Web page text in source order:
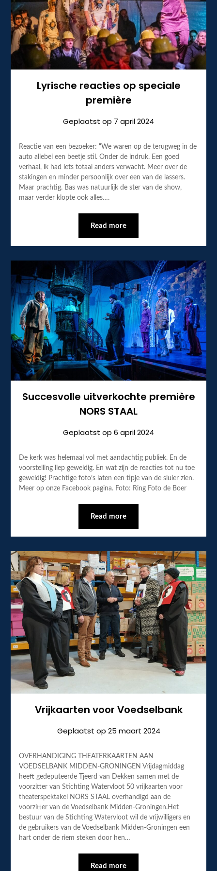
Lyrische reacties op speciale
première
Geplaatst op 7 april 2024
Reactie van een bezoeker: “We waren op de terugweg in de
auto allebei een beetje stil. Onder de indruk. Een goed
verhaal, ik had iets totaal anders verwacht. Meer over de
stakingen en minder persoonlijk over een van de lassers.
Maar prachtig. Bas was natuurlijk de ster van de show,
maar verder klopte ook alles….
Read more
Succesvolle uitverkochte première
NORS STAAL
Geplaatst op 6 april 2024
De kerk was helemaal vol met aandachtig publiek. En de
voorstelling liep geweldig. En wat zijn de reacties tot nu toe
geweldig! Prachtige foto’s laten een tipje van de sluier zien.
Meer op onze Facebook pagina. Foto: Ring Foto de Boer
Read more
Vrijkaarten voor Voedselbank
Geplaatst op 25 maart 2024
OVERHANDIGING THEATERKAARTEN AAN
VOEDSELBANK MIDDEN-GRONINGEN Vrijdagmiddag
heeft gedeputeerde Tjeerd van Dekken samen met de
voorzitter van Stichting Watervloot 50 vrijkaarten voor
theaterspektakel NORS STAAL overhandigd aan de
voorzitter van de Voedselbank Midden-Groningen.Het
bestuur van de Stichting Watervloot wil de vrijwilligers en
de gebruikers van de Voedselbank Midden-Groningen een
hart onder de riem steken door hen…
Read more